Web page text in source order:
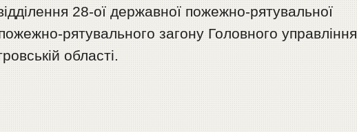
28-ої державної пожежно-рятувальної
рятувального загону Головного управління
області.